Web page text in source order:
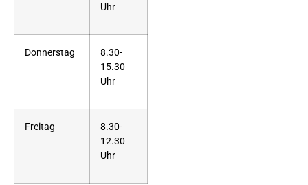
Uhr
Donnerstag
8.30-
15.30
Uhr
Freitag
8.30-
12.30
Uhr